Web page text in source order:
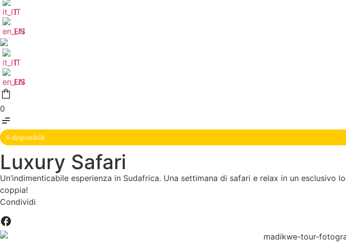
IT
EN
IT
EN
0
6 disponibili
Luxury Safari
Un’indimenticabile esperienza in Sudafrica. Una settimana di safari e relax in un
coppia!
Condividi